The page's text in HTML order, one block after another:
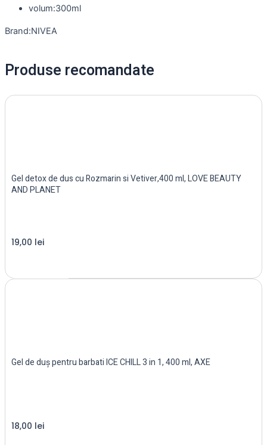
volum:300ml
Brand:NIVEA
Produse recomandate
Gel detox de dus cu Rozmarin si Vetiver,400 ml, LOVE BEAUTY
AND PLANET
19,00 lei
Gel de duș pentru barbati ICE CHILL 3 in 1, 400 ml, AXE
18,00 lei